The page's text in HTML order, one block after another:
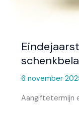
6 november
Aangiftetermijn